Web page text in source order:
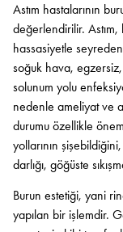
Astım hastalarının
değerlendirilir.
hassasiyetle
soğuk hava,
solunum yolu
nedenle ameliyat ve
durumu özellikle
yollarının
darlığı, göğüste
Burun estetiği, yani
yapılan bir işlemdir.